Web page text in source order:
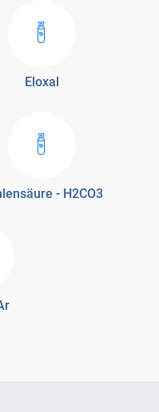
Eloxal
- H2CO3